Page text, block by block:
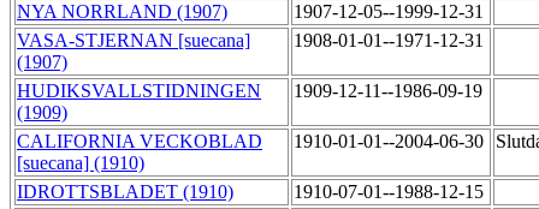
NYA NORRLAND (1907)
1907-12-05--1999-12-31
VASA-STJERNAN [suecana]
(1907)
1908-01-01--1971-12-31
HUDIKSVALLSTIDNINGEN
(1909)
1909-12-11--1986-09-19
CALIFORNIA VECKOBLAD
[suecana] (1910)
1910-01-01--2004-06-30
IDROTTSBLADET (1910)
1910-07-01--1988-12-15